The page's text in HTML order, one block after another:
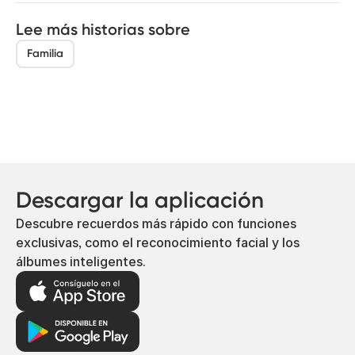
Lee más historias sobre
Familia
Descargar la aplicación
Descubre recuerdos más rápido con funciones
exclusivas, como el reconocimiento facial y los
álbumes inteligentes.